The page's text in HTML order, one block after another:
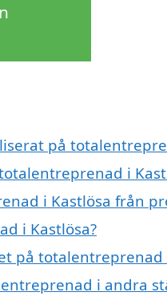
på
i
i Kastlösa från
i Kastlösa?
på totalentreprenad
i andra